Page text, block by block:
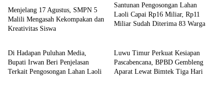
Menjelang 17 Agustus, SMPN 5
Malili Mengasah Kekompakan dan
Kreativitas Siswa
Santunan Pengosongan Lahan
Laoli Capai Rp16 Miliar, Rp11
Miliar Sudah Diterima 83 Warga
Input Lutim
Di Hadapan Puluhan Media,
Bupati Irwan Beri Penjelasan
Terkait Pengosongan Lahan Laoli
Luwu Timur Perkuat Kesiapan
Pascabencana, BPBD Gembleng
Aparat Lewat Bimtek Tiga Hari
Input Lutim Input Lutim